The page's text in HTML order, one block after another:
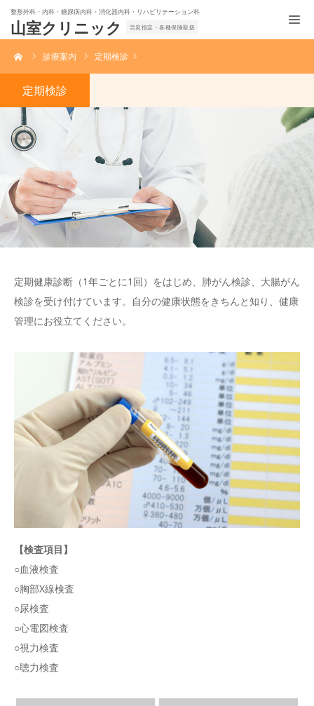
整形外科・内科・糖尿病内科・消化器内科・リハビリテーション科
山室クリニック 労災指定・各種保険取扱
診療案内 定期検診
定期検診
定期健康診断（1年ごとに1回）をはじめ、肺がん検診、大腸がん
検診を受け付けています。自分の健康状態をきちんと知り、健康
管理にお役立てください。
【検査項目】
○血液検査
○胸部X線検査
○尿検査
○心電図検査
○視力検査
○聴力検査